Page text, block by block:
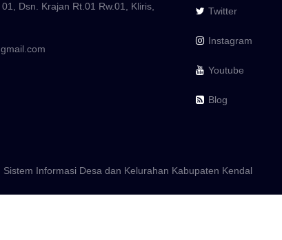
Dsn. Krajan Rt.01 Rw.01, Kliris,
Twitter
Instagram
Youtube
Blog
Informasi Desa dan Kelurahan Kabupaten Kendal